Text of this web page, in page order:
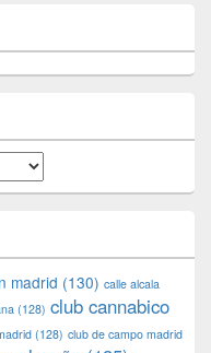
madrid (130) calle alcala
(128) club cannabico
(128) club de campo madrid